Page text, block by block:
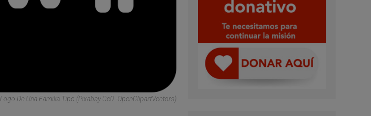
Logo De Una Familia Tipo (Pixabay Cc0 -OpenClipartVectors)